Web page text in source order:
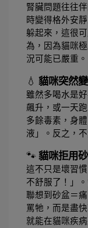
腎臟問題往往
時變得格外安
躲起來，這很
為，因為貓咪
況可能已嚴重。
💧 貓咪突然
雖然多喝水是
飆升，或一天
多餘毒素，身
液」。反之，
🐾 貓咪拒用
這不只是壞習
不舒服了！」
聯想到砂盆＝
罵牠，而是盡快
就能在貓咪疾